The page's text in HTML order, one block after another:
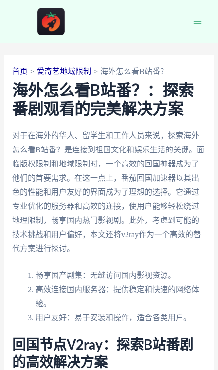
首页 爱奇艺地域限制 海外怎么看B站番？
海外怎么看B站番？：探索
番剧观看的完美解决方案
对于在海外的华人、留学生和工作人员来说，探索海外
怎么看B站番？是连接到祖国文化和娱乐生活的关键。面
临版权限制和地域限制时，一个高效的回国神器成为了
他们的首要需求。在这一点上，番茄回国加速器以其出
色的性能和用户友好的界面成为了理想的选择。它通过
专业优化的服务器和高效的连接，使用户能够轻松绕过
地理限制，畅享国内热门影视剧。此外，考虑到可能的
技术挑战和用户偏好，本文还将v2ray作为一个高效的替
代方案进行探讨。
畅享国产剧集：无缝访问国内影视资源。
高效连接国内服务器：提供稳定和快速的网络体
验。
用户友好：易于安装和操作，适合各类用户。
回国节点V2ray：探索B站番剧
的高效解决方案